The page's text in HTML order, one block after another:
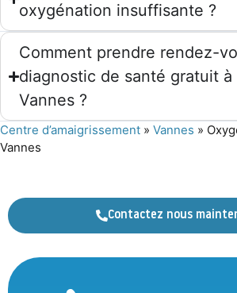
oxygénation insuffisante ?
Comment prendre rendez-
diagnostic de santé gratuit à
Vannes ?
Centre d’amaigrissement » Vannes »
Vannes
Contactez nous